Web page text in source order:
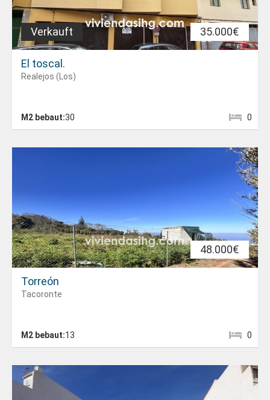
35.000€
Verkauft
El toscal.
Realejos (Los)
M2 bebaut:30 0
48.000€
Torreón
Tacoronte
M2 bebaut:13 0